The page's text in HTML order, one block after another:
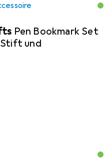
Pen Bookmark Set
und